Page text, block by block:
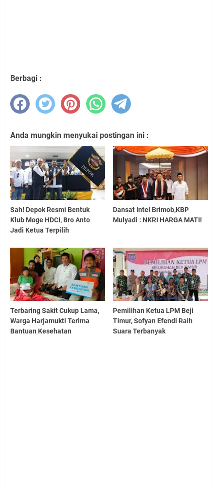
Berbagi :
Anda mungkin menyukai postingan ini :
Sah! Depok Resmi Bentuk
Klub Moge HDCI, Bro Anto
Jadi Ketua Terpilih
Dansat Intel Brimob,KBP
Mulyadi : NKRI HARGA MATI!
Terbaring Sakit Cukup Lama,
Warga Harjamukti Terima
Bantuan Kesehatan
Pemilihan Ketua LPM Beji
Timur, Sofyan Efendi Raih
Suara Terbanyak